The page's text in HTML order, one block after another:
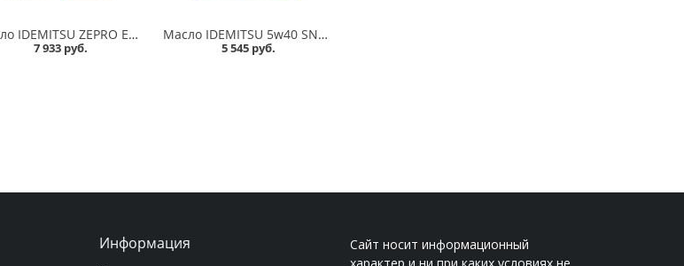
Масло IDEMITSU ZEPRO EURO SPEC 5w40 SN/CF 4л синтетика в Омске
7 933 руб.
Масло IDEMITSU 5w40 SN/CF F-S 4л синтетика в Омске
5 545 руб.
Информация
Сайт носит информационный